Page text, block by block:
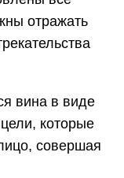
отражать
вина в виде
которые
совершая